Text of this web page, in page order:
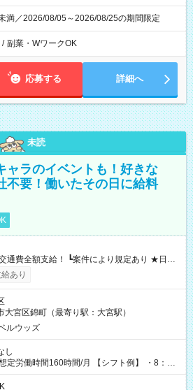
満／2026/08/05～2026/08/25の期間限定
/ 副業・WワークOK
応募する 詳細へ
未読
ャラのイベントも！好きな
要！働いたその日に給料
） ┗働いたその日に現金GET♪ お仕事後はコ
分を引き落とせます！ 【試用期間】試
あり
大宮区錦町（最寄り駅：大宮駅）
ルウッズ
し
間160時間/月 【シフト例】 ・8：00